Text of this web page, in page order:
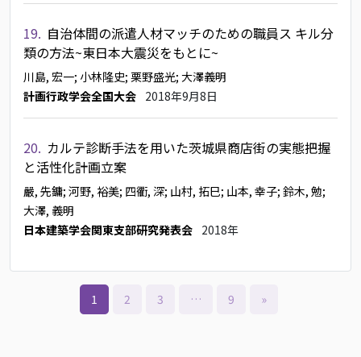
19. 自治体間の派遣人材マッチのための職員ス キル分
類の方法~東日本大震災をもとに~
川島, 宏一; 小林隆史; 栗野盛光; 大澤義明
計画行政学会全国大会 2018年9月8日
20. カルテ診断手法を用いた茨城県商店街の実態把握
と活性化計画立案
嚴, 先鏞; 河野, 裕美; 四衢, 深; 山村, 拓巳; 山本, 幸子; 鈴木, 勉;
大澤, 義明
日本建築学会関東支部研究発表会 2018年
1 2 3 … 9 »